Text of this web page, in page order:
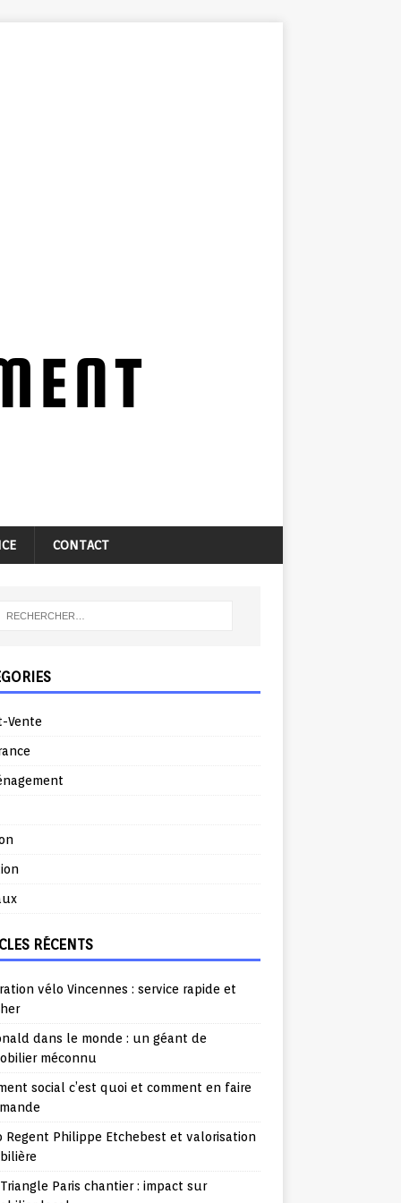
CONTACT
Vente
RÉCENTS
vélo Vincennes : service rapide et
dans le monde : un géant de
méconnu
social c’est quoi et comment en faire
Regent Philippe Etchebest et valorisation
Paris chantier : impact sur